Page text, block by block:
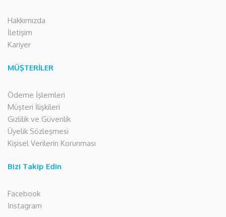
Hakkımızda
İletişim
Kariyer
MÜŞTERİLER
Ödeme İşlemleri
Müşteri İlişkileri
Gizlilik ve Güvenlik
Üyelik Sözleşmesi
Kişisel Verilerin Korunması
Bizi Takip Edin
Facebook
Instagram